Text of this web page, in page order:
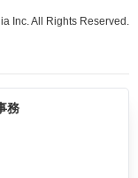
Inc. All Rights Reserved.
務